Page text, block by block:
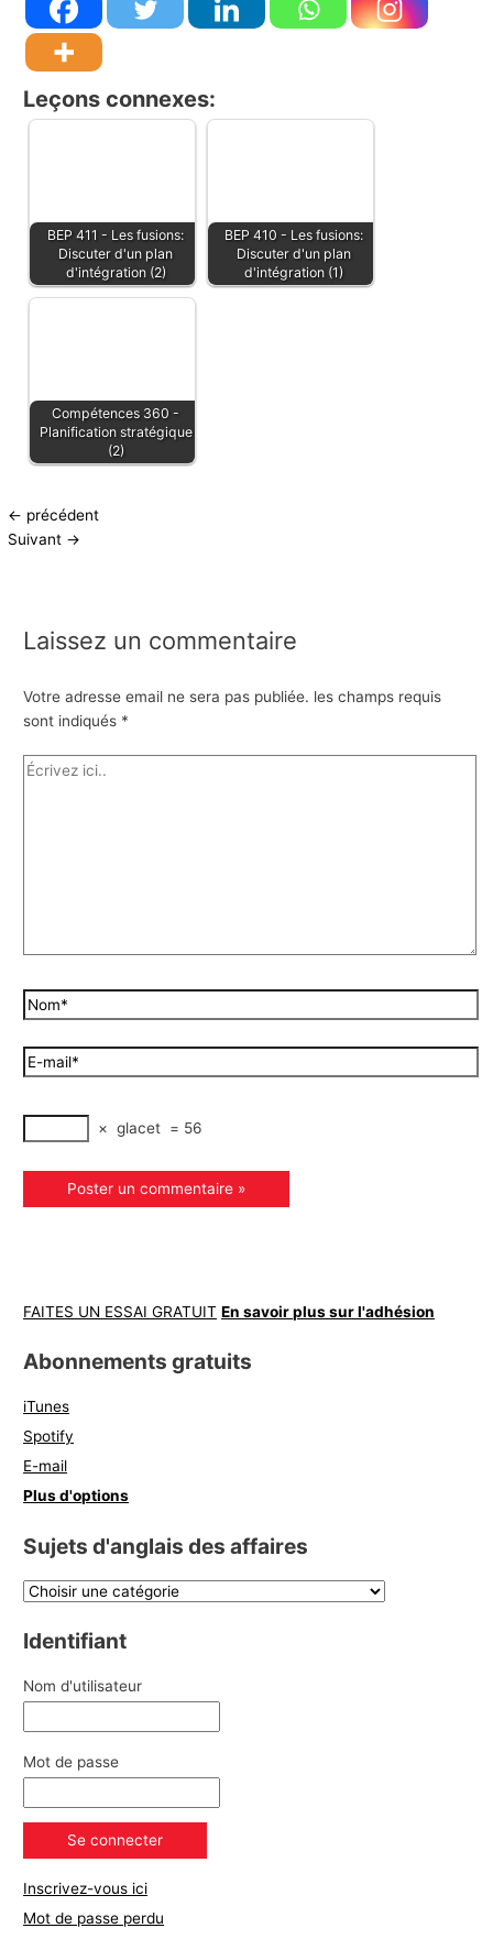
Leçons connexes:
BEP 411 - Les fusions:
Discuter d'un plan
d'intégration (2)
BEP 410 - Les fusions:
Discuter d'un plan
d'intégration (1)
Compétences 360 -
Planification stratégique
(2)
← précédent
Suivant →
Laissez un commentaire
Votre adresse email ne sera pas publiée. les champs requis
sont indiqués *
× glacet = 56
FAITES UN ESSAI GRATUIT En savoir plus sur l'adhésion
Abonnements gratuits
iTunes
Spotify
E-mail
Plus d'options
Sujets d'anglais des affaires
Identifiant
Nom d'utilisateur
Mot de passe
Inscrivez-vous ici
Mot de passe perdu